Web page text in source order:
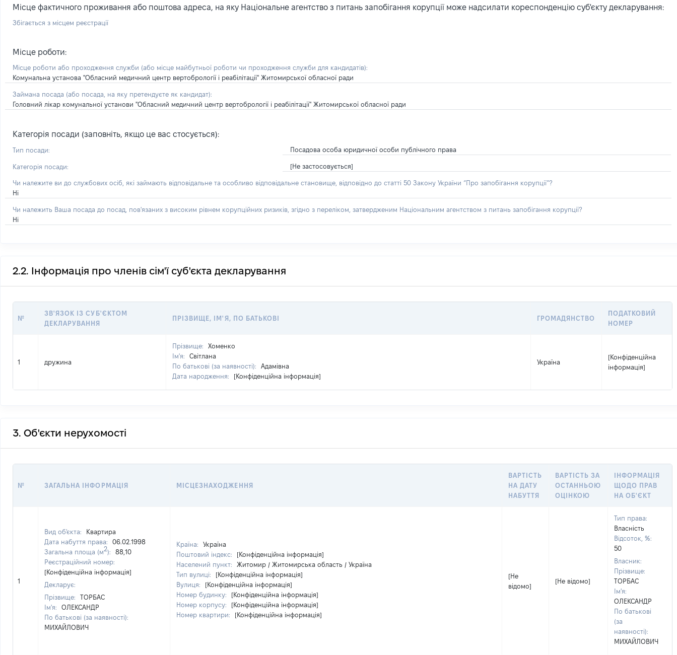
Місце фактичного проживання або поштова адреса, на яку Національне агентство з питань запобігання корупції може надсилати кореспонденцію суб'єкту декларування:
Збігається з місцем реєстрації
Місце роботи:
Місце роботи або проходження служби (або місце майбутньої роботи чи проходження служби для кандидатів):
Комунальна установа "Обласний медичний центр вертобрології і реабілітації" Житомирської обласної ради
Займана посада (або посада, на яку претендуєте як кандидат):
Головний лікар комунальної установи "Обласний медичний центр вертобрології і реабілітації" Житомирської обласної ради
Категорія посади (заповніть, якщо це вас стосується):
Тип посади: Посадова особа юридичної особи публічного права
Категорія посади: [Не застосовується]
Чи належите ви до службових осіб, які займають відповідальне та особливо відповідальне становище, відповідно до статті 50 Закону України “Про запобігання корупції”?
Ні
Чи належить Ваша посада до посад, пов'язаних з високим рівнем корупційних ризиків, згідно з переліком, затвердженим Національним агентством з питань запобігання корупції?
Ні
2.2. Інформація про членів сім'ї суб'єкта декларування
№
ЗВ'ЯЗОК ІЗ СУБ'ЄКТОМ
ДЕКЛАРУВАННЯ
ПРІЗВИЩЕ, ІМ'Я, ПО БАТЬКОВІ ГРОМАДЯНСТВО
ПОДАТКОВИЙ
НОМЕР
1 дружина
Прізвище:
Хоменко
Ім'я:
Світлана
По батькові (за наявності):
Адамівна
Дата народження:
[Конфіденційна інформація]
Україна
[Конфіденційна
інформація]
3. Об'єкти нерухомості
№ ЗАГАЛЬНА ІНФОРМАЦІЯ МІСЦЕЗНАХОДЖЕННЯ
ВАРТІСТЬ
НА ДАТУ
НАБУТТЯ
ВАРТІСТЬ ЗА
ОСТАННЬОЮ
ОЦІНКОЮ
ІНФОРМАЦІЯ
ЩОДО ПРАВ
НА ОБ'ЄКТ
1
Вид об'єкта:
Квартира
Дата набуття права:
06.02.1998
Загальна площа (м2):
88,10
Реєстраційний номер:
[Конфіденційна інформація]
Декларує:
Прізвище:
ТОРБАС
Ім'я:
ОЛЕКСАНДР
По батькові (за наявності):
МИХАЙЛОВИЧ
Країна:
Україна
Поштовий індекс:
[Конфіденційна інформація]
Населений пункт:
Житомир / Житомирська область / Україна
Тип вулиці:
[Конфіденційна інформація]
Вулиця:
[Конфіденційна інформація]
Номер будинку:
[Конфіденційна інформація]
Номер корпусу:
[Конфіденційна інформація]
Номер квартири:
[Конфіденційна інформація]
[Не
відомо]
[Не відомо]
Тип права:
Власність
Відсоток, %:
50
Власник:
Прізвище:
ТОРБАС
Ім'я:
ОЛЕКСАНДР
По батькові
(за
наявності):
МИХАЙЛОВИЧ